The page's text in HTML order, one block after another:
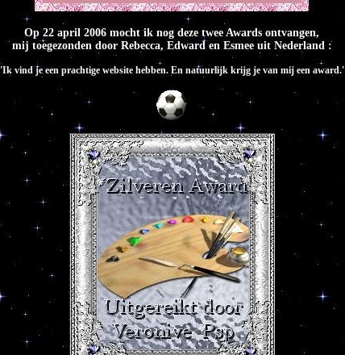
Op 22 april 2006 mocht ik nog deze twee Awards ontvangen,
mij toegezonden door Rebecca, Edward en Esmee uit Nederland :
'Ik vind je een prachtige website hebben. En natuurlijk krijg je van mij een award.'